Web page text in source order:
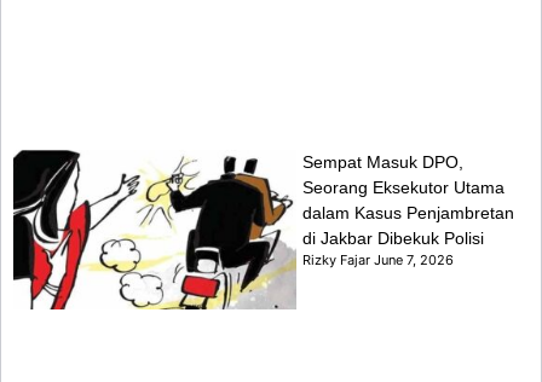
Sempat Masuk DPO,
Seorang Eksekutor Utama
dalam Kasus Penjambretan
di Jakbar Dibekuk Polisi
Rizky FajarJune 7, 2026